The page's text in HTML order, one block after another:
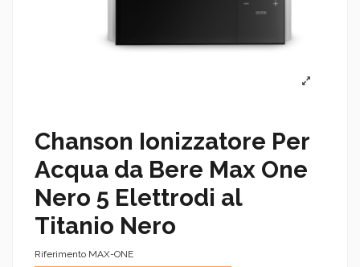
Chanson Ionizzatore Per
Acqua da Bere Max One
Nero 5 Elettrodi al
Titanio Nero
Riferimento MAX-ONE